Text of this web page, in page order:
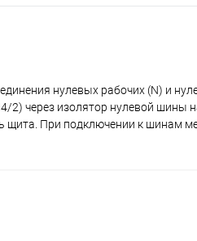
нулевых рабочих (N) и
2) через изолятор нулевой шины
щита. При подключении к шинам